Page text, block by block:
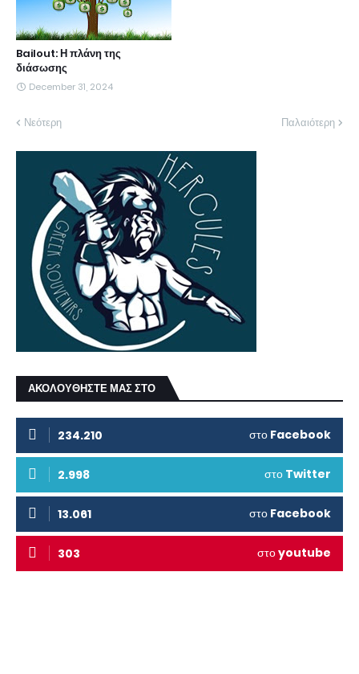
Bailout: Η πλάνη της
διάσωσης
December 31, 2024
Νεότερη Παλαιότερη
ΑΚΟΛΟΥΘΗΣΤΕ ΜΑΣ ΣΤΟ
234.210 στο Facebook
2.998 στο Twitter
13.061 στο Facebook
303 στοyoutube